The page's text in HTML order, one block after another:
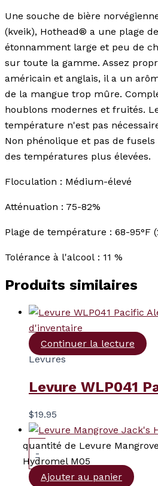
Une souche de bière
(kveik), Hothead® a une plage
étonnamment large et peu de
sur toute la gamme. Assez
américain et anglais, il a un
de la mangue trop mûre.
houblons modernes et fruités.
température n'est pas
Non phénolique et pas de
des températures plus élevées.
Floculation : Médium-élevé
Atténuation : 75-82%
Plage de température : 68-95°F
Tolérance à l'alcool : 11 %
Produits similaires
d'inventaire
Continuer la lecture
Levures
Levure WLP041
$19.95
-
quantité de Levure
Hydromel M05
Ajouter au panier